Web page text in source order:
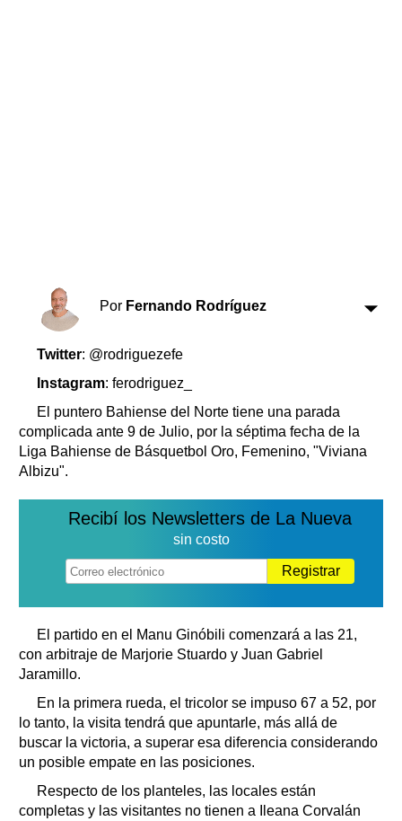
Por Fernando Rodríguez
Twitter: @rodriguezefe
Instagram: ferodriguez_
El puntero Bahiense del Norte tiene una parada
complicada ante 9 de Julio, por la séptima fecha de la
Liga Bahiense de Básquetbol Oro, Femenino, "Viviana
Albizu".
Recibí los Newsletters de La Nueva
sin costo
Registrar
El partido en el Manu Ginóbili comenzará a las 21,
con arbitraje de Marjorie Stuardo y Juan Gabriel
Jaramillo.
En la primera rueda, el tricolor se impuso 67 a 52, por
lo tanto, la visita tendrá que apuntarle, más allá de
buscar la victoria, a superar esa diferencia considerando
un posible empate en las posiciones.
Respecto de los planteles, las locales están
completas y las visitantes no tienen a Ileana Corvalán